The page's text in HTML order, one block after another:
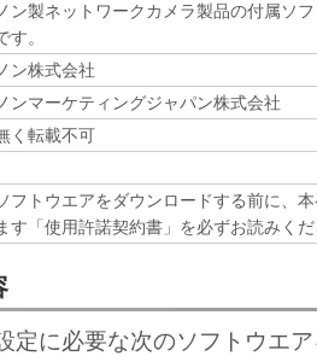
ること、アクセスすること、
いずれも含むものとします
能、且つ移転不能の非独占
は、上記1に基づいて「許諾
するためのバックアップと
許諾ソフトウェア」が記録さ
。
は、本ソフトウェアを複製
ン製ネットワークカメラ製品の付属ソ
す。
ン株式会社
ンマーケティングジャパン株式会社
く転載不可
フトウエアをダウンロードする前に、
す「使用許諾契約書」を必ずお読みく
定に必要な次のソフトウエ